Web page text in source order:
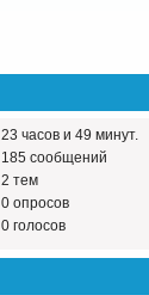
23 часов и 49 минут.
185 сообщений
2 тем
0 опросов
0 голосов